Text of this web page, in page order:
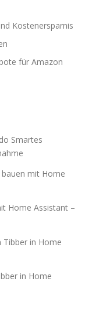
Kostenersparnis
für Amazon
Smartes
mit Home
Home Assistant –
Tibber in Home
in Home